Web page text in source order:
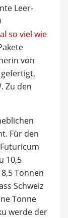
Leer-
so viel wie
von
Zu den
Für den
10,5
Tonnen
Schweiz
Tonne
werde der